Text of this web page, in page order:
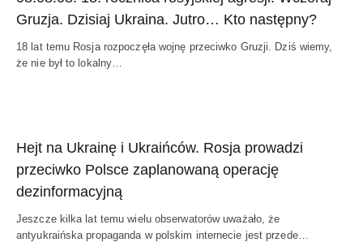
Gruzja. Dzisiaj Ukraina. Jutro… Kto następny?
18 lat temu Rosja rozpoczęła wojnę przeciwko Gruzji. Dziś wiemy,
że nie był to lokalny…
Hejt na Ukrainę i Ukraińców. Rosja prowadzi
przeciwko Polsce zaplanowaną operację
dezinformacyjną
Jeszcze kilka lat temu wielu obserwatorów uważało, że
antyukraińska propaganda w polskim internecie jest przede…